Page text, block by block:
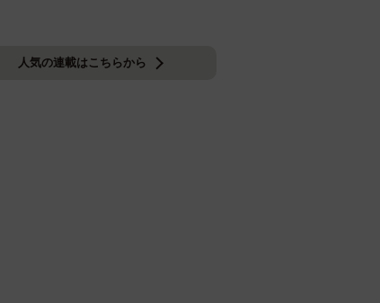
人気の連載はこちらから